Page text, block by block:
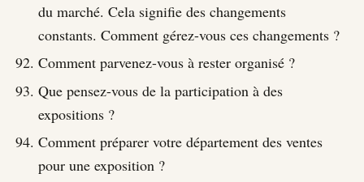
du marché. Cela signifie des changements
constants. Comment gérez-vous ces changements ?
Comment parvenez-vous à rester organisé ?
Que pensez-vous de la participation à des
expositions ?
Comment préparer votre département des ventes
pour une exposition ?